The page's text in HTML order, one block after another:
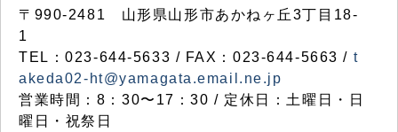
〒990-2481 山形県山形市あかねヶ丘3丁目18-
1
TEL：023-644-5633 / FAX：023-644-5663 / t
akeda02-ht@yamagata.email.ne.jp
営業時間：8：30〜17：30 / 定休日：土曜日・日
曜日・祝祭日